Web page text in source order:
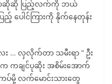
ြောဆိုဆို ပြည့်လက်ကို ဘယ်
ပေါင်ကြားကို နိုက်နေတုန်း
… လှလိုက်တာ သမီးရာ ” ဦး
ကချင်ပုဆိုး အစိမ်းအောက်
မို့ လက်မောင်းသားတွေ